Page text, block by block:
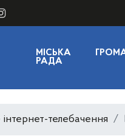
МІСЬКА
РАДА
телебачення